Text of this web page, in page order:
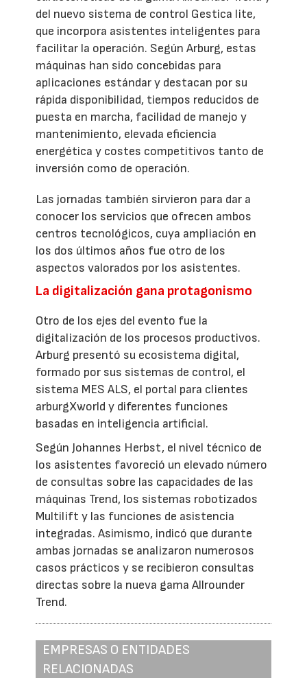
del nuevo sistema de control Gestica lite,
que incorpora asistentes inteligentes para
facilitar la operación. Según Arburg, estas
máquinas han sido concebidas para
aplicaciones estándar y destacan por su
rápida disponibilidad, tiempos reducidos de
puesta en marcha, facilidad de manejo y
mantenimiento, elevada eficiencia
energética y costes competitivos tanto de
inversión como de operación.
Las jornadas también sirvieron para dar a
conocer los servicios que ofrecen ambos
centros tecnológicos, cuya ampliación en
los dos últimos años fue otro de los
aspectos valorados por los asistentes.
La digitalización gana protagonismo
Otro de los ejes del evento fue la
digitalización de los procesos productivos.
Arburg presentó su ecosistema digital,
formado por sus sistemas de control, el
sistema MES ALS, el portal para clientes
arburgXworld y diferentes funciones
basadas en inteligencia artificial.
Según Johannes Herbst, el nivel técnico de
los asistentes favoreció un elevado número
de consultas sobre las capacidades de las
máquinas Trend, los sistemas robotizados
Multilift y las funciones de asistencia
integradas. Asimismo, indicó que durante
ambas jornadas se analizaron numerosos
casos prácticos y se recibieron consultas
directas sobre la nueva gama Allrounder
Trend.
EMPRESAS O ENTIDADES
RELACIONADAS